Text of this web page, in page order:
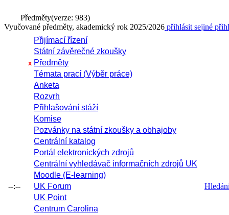
Předměty(verze: 983)
Vyučované předměty, akademický rok 2025/2026 přihlásit sejiné
--:--
Přijímací řízení
Státní závěrečné zkoušky
x Předměty
Témata prací (Výběr práce)
Anketa
Rozvrh
Přihlašování stáží
Komise
Pozvánky na státní zkoušky a obhajoby
Centrální katalog
Portál elektronických zdrojů
Centrální vyhledávač informačních zdrojů UK
Moodle (E-learning)
UK Forum
UK Point
Centrum Carolina